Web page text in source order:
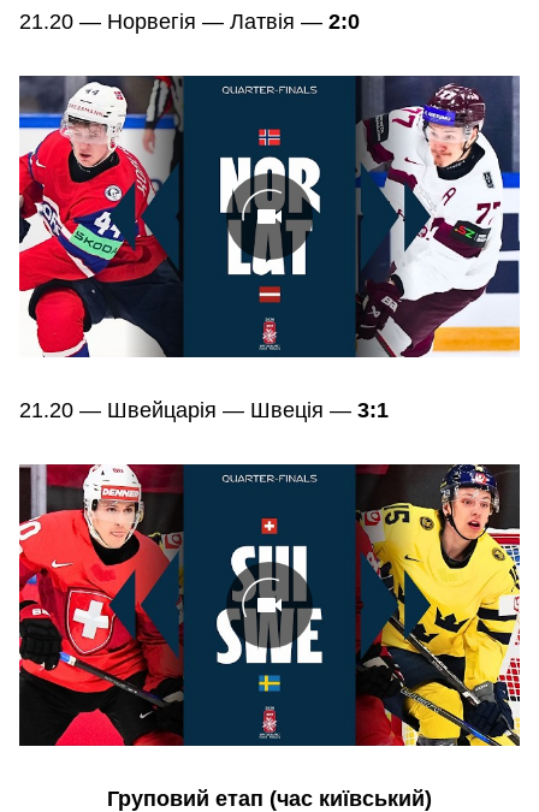
21.20 — Норвегія — Латвія — 2:0
21.20 — Швейцарія — Швеція — 3:1
Груповий етап (час київський)